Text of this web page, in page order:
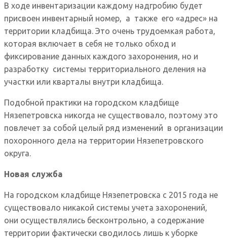
В ходе инвентаризации каждому надгробию будет
присвоен инвентарный номер, а также его «адрес» на
территории кладбища. Это очень трудоемкая работа,
которая включает в себя не только обход и
фиксирование данных каждого захоронения, но и
разработку системы территориального деления на
участки или кварталы внутри кладбища.
Подобной практики на городском кладбище
Нязепетровска никогда не существовало, поэтому это
повлечет за собой целый ряд изменений в организации
похоронного дела на территории Нязепетровского
округа.
Новая служба
На городском кладбище Нязепетровска с 2015 года не
существовало никакой системы учета захоронений,
они осуществлялись бесконтрольно, а содержание
территории фактически сводилось лишь к уборке